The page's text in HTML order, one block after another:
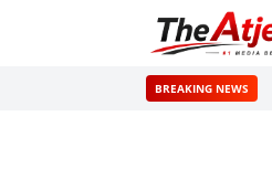
BREAKING NEWS